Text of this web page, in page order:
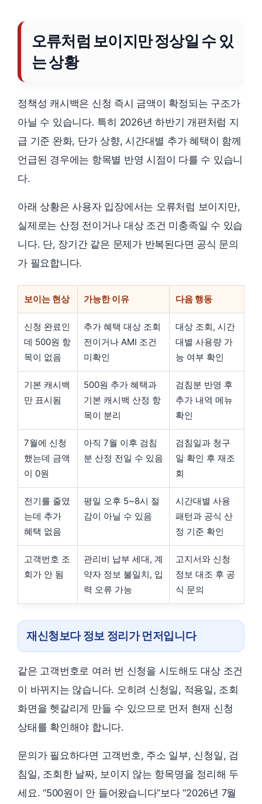
오류처럼 보이지만 정상일 수 있
는 상황
정책성 캐시백은 신청 즉시 금액이 확정되는 구조가
아닐 수 있습니다. 특히 2026년 하반기 개편처럼 지
급 기준 완화, 단가 상향, 시간대별 추가 혜택이 함께
언급된 경우에는 항목별 반영 시점이 다를 수 있습니
다.
아래 상황은 사용자 입장에서는 오류처럼 보이지만,
실제로는 산정 전이거나 대상 조건 미충족일 수 있습
니다. 단, 장기간 같은 문제가 반복된다면 공식 문의
가 필요합니다.
보이는 현상 가능한 이유 다음 행동
신청 완료인
데 500원 항
목이 없음
추가 혜택 대상 조회
전이거나 AMI 조건
미확인
대상 조회, 시간
대별 사용량 가
능 여부 확인
기본 캐시백
만 표시됨
500원 추가 혜택과
기본 캐시백 산정 항
목이 분리
검침분 반영 후
추가 내역 메뉴
확인
7월에 신청
했는데 금액
이 0원
아직 7월 이후 검침
분 산정 전일 수 있음
검침일과 청구
일 확인 후 재조
회
전기를 줄였
는데 추가
혜택 없음
평일 오후 5~8시 절
감이 아닐 수 있음
시간대별 사용
패턴과 공식 산
정 기준 확인
고객번호 조
회가 안 됨
관리비 납부 세대, 계
약자 정보 불일치, 입
력 오류 가능
고지서와 신청
정보 대조 후 공
식 문의
재신청보다 정보 정리가 먼저입니다
같은 고객번호로 여러 번 신청을 시도해도 대상 조건
이 바뀌지는 않습니다. 오히려 신청일, 적용일, 조회
화면을 헷갈리게 만들 수 있으므로 먼저 현재 신청
상태를 확인해야 합니다.
문의가 필요하다면 고객번호, 주소 일부, 신청일, 검
침일, 조회한 날짜, 보이지 않는 항목명을 정리해 두
세요. “500원이 안 들어왔습니다”보다 “2026년 7월